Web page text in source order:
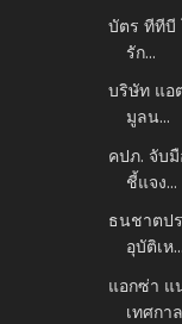
บัตร ทีทีบี
รัก...
บริษัท แอ
มูลน...
คปภ. จับ
ชี้แจง...
ธนชาตป
อุบัติเห...
แอกซ่า แ
เทศกา